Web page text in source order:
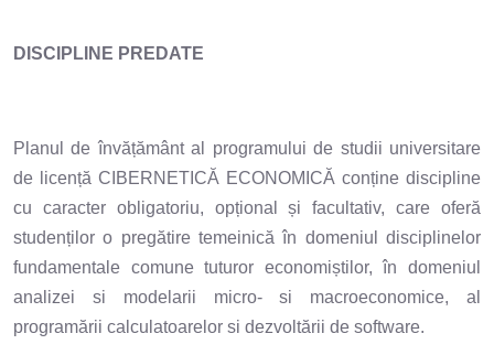
DISCIPLINE PREDATE
Planul de învățământ al programului de studii universitare
de licență CIBERNETICĂ ECONOMICĂ conține discipline
cu caracter obligatoriu, opțional și facultativ, care oferă
studenților o pregătire temeinică în domeniul disciplinelor
fundamentale comune tuturor economiștilor, în domeniul
analizei si modelarii micro- si macroeconomice, al
programării calculatoarelor si dezvoltării de software.